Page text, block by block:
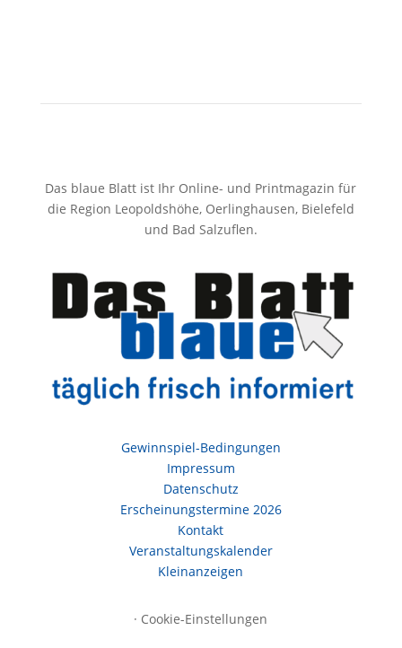
Das blaue Blatt ist Ihr Online- und Printmagazin für
die Region Leopoldshöhe, Oerlinghausen, Bielefeld
und Bad Salzuflen.
Gewinnspiel-Bedingungen
Impressum
Datenschutz
Erscheinungstermine 2026
Kontakt
Veranstaltungskalender
Kleinanzeigen
· Cookie-Einstellungen